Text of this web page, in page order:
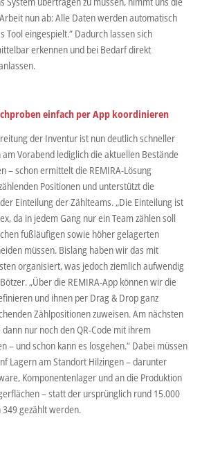
nun ab: Alle Daten werden automatisch
Tool eingespielt.“ Dadurch lassen sich
erkennen und bei Bedarf direkt
einfach per App koordinieren
der Inventur ist nun deutlich schneller
Vorabend lediglich die aktuellen Bestände
– schon ermittelt die REMIRA-Lösung
Positionen und unterstützt die
Einteilung der Zählteams. „Die Einteilung ist
da in jedem Gang nur ein Team zählen soll
fußläufigen sowie höher gelagerten
müssen. Bislang haben wir das mit
organisiert, was jedoch ziemlich aufwendig
„Über die REMIRA-App können wir die
und ihnen per Drag & Drop ganz
Zählpositionen zuweisen. Am nächsten
nur noch den QR-Code mit ihrem
– und schon kann es losgehen.“ Dabei müssen
Lagern am Standort Hilzingen – darunter
Komponentenlager und an die Produktion
– statt der ursprünglich rund 15.000
gezählt werden.